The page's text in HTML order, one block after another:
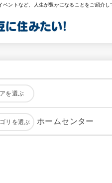
ントなど、人生が豊かになることをご紹介し
を選ぶ
リを選ぶ ホームセンター